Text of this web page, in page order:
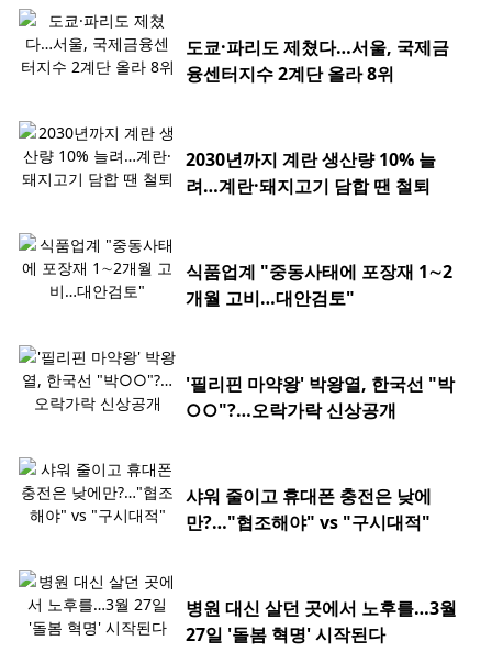
도쿄·파리도 제쳤다…서울, 국제금
융센터지수 2계단 올라 8위
2030년까지 계란 생산량 10% 늘
려…계란·돼지고기 담합 땐 철퇴
식품업계 "중동사태에 포장재 1∼2
개월 고비…대안검토"
'필리핀 마약왕' 박왕열, 한국선 "박
○○"?…오락가락 신상공개
샤워 줄이고 휴대폰 충전은 낮에
만?…"협조해야" vs "구시대적"
병원 대신 살던 곳에서 노후를…3월
27일 '돌봄 혁명' 시작된다